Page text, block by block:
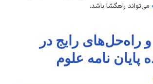
می‌تواند راهگشا باشد.
راه‌حل‌های رایج در
پایان نامه علوم